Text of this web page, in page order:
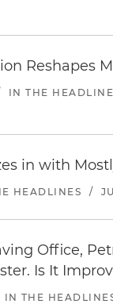
Reshapes
IN THE
in with
HEADLINES /
Office,
Is It
IN THE